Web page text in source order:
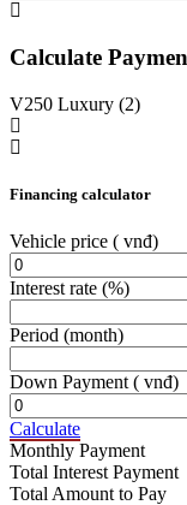
Calculate
V250 Luxury (2)
Financing calculator
Vehicle price ( vnđ)
Interest rate (%)
Period (month)
Down Payment ( vnđ)
Calculate
Monthly Payment
Total Interest Payment
Total Amount to Pay